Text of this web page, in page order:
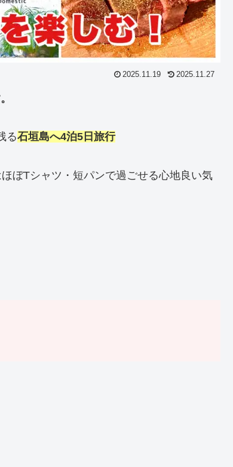
2025.11.19 2025.11.27
る石垣島へ4泊5日旅行
ぼTシャツ・短パンで過ごせる心地良い気